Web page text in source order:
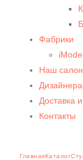
Фабрики
Наш салон
Доставка
Контакты
ГлавнаяКаталог